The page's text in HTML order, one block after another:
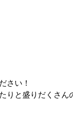
さい！
りと盛りだくさん